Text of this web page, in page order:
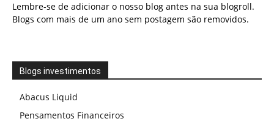
Lembre-se de adicionar o nosso blog antes na sua blogroll.
Blogs com mais de um ano sem postagem são removidos.
Blogs investimentos
Abacus Liquid
Pensamentos Financeiros